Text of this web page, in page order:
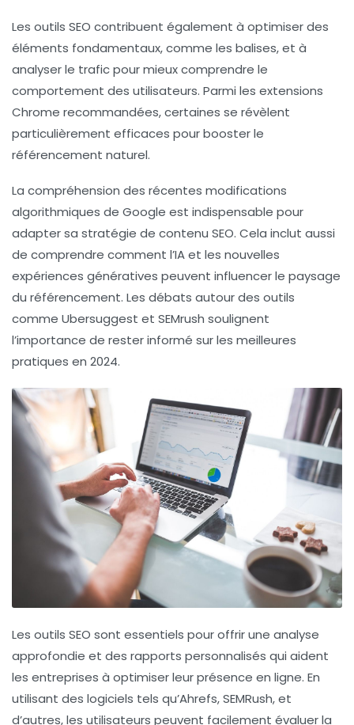
Les outils SEO contribuent également à optimiser des
éléments fondamentaux, comme les balises, et à
analyser le trafic pour mieux comprendre le
comportement des utilisateurs. Parmi les extensions
Chrome recommandées, certaines se révèlent
particulièrement efficaces pour booster le
référencement naturel.
La compréhension des récentes modifications
algorithmiques de Google est indispensable pour
adapter sa stratégie de contenu SEO. Cela inclut aussi
de comprendre comment l’IAet les nouvelles
expériences génératives peuvent influencer le paysage
du référencement. Les débats autour des outils
comme Ubersuggest et SEMrush soulignent
l’importance de rester informé sur les meilleures
pratiques en 2024.
Les outils SEO sont essentiels pour offrir une analyse
approfondie et des rapports personnalisés qui aident
les entreprises à optimiser leur présence en ligne. En
utilisant des logiciels tels qu’Ahrefs, SEMRush, et
d’autres, les utilisateurs peuvent facilement évaluer la